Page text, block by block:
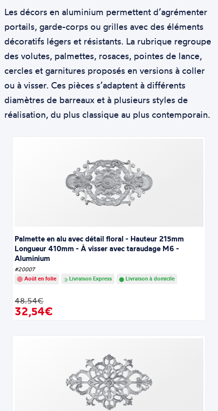
Les décors en aluminium permettent d’agrémenter
portails, garde-corps ou grilles avec des éléments
décoratifs légers et résistants. La rubrique regroupe
des volutes, palmettes, rosaces, pointes de lance,
cercles et garnitures proposés en versions à coller
ou à visser. Ces pièces s’adaptent à différents
diamètres de barreaux et à plusieurs styles de
réalisation, du plus classique au plus contemporain.
Palmette en alu avec détail floral - Hauteur 215mm
Longueur 410mm - À visser avec taraudage M6 -
Aluminium
#20007
Août en folie
Livraison Express Livraison à domicile
48.54€
32,54€